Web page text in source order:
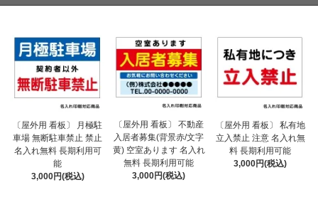
〔屋外用 看板〕 月極駐
車場 無断駐車禁止 禁止
名入れ無料 長期利用可
能
3,000円(税込)
〔屋外用 看板〕 不動産
入居者募集(背景赤/文字
黄) 空室あります 名入れ
無料 長期利用可能
3,000円(税込)
〔屋外用 看板〕 私有地
立入禁止 注意 名入れ無
料 長期利用可能
3,000円(税込)